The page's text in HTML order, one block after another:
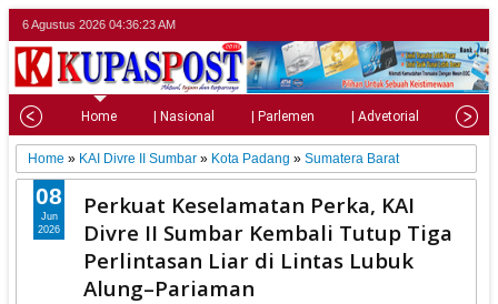
6 Agustus 2026 04:36:24 AM
Home | Nasional | Parlemen | Advetorial |
Home » KAI Divre II Sumbar » Kota Padang »Sumatera Barat
Perkuat Keselamatan Perka, KAI
Divre II Sumbar Kembali Tutup Tiga
Perlintasan Liar di Lintas Lubuk
Alung–Pariaman
08
Jun
2026